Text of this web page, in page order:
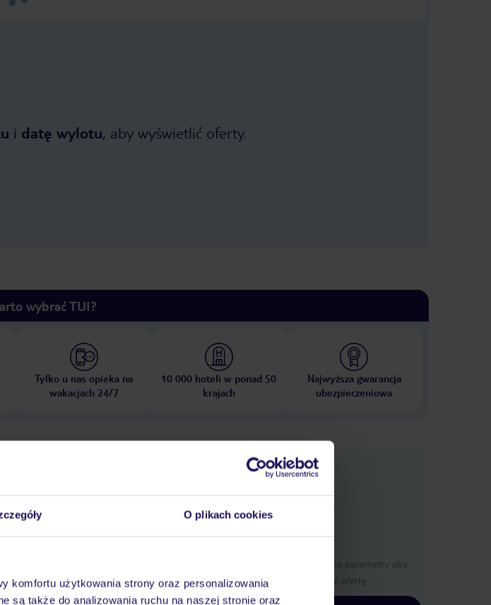
O plikach cookies
komfortu użytkowania strony oraz personalizowania
są także do analizowania ruchu na naszej stronie oraz
i datę wylotu, aby wyświetlić oferty.
wybrać TUI?
Tylko u nas opieka na
wakacjach 24/7
10 000 hoteli w ponad 50
krajach
Najwyższa gwarancja
ubezpieczeniowa
w recepcji hotelu. Wysokość opłaty
Określ poszczególne parametry aby
wyświetlić ofertę